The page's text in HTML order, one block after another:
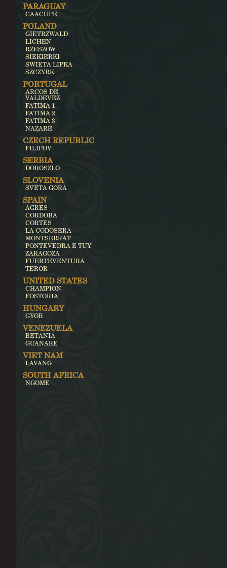
PARAGUAY
CAACUPE'
POLAND
GIETRZWALD
LICHEN
RZESZOW
SIEKIERKI
SWIETA LIPKA
SZCZYRK
PORTUGAL
ARCOS DE
VALDEVEZ
FATIMA 1
FATIMA 2
FATIMA 3
NAZARÉ
CZECH REPUBLIC
FILIPOV
SERBIA
DOROSZLO
SLOVENIA
SVETA GORA
SPAIN
AGRES
CORDOBA
CORTES
LA CODOSERA
MONTSERRAT
PONTEVEDRA E TUY
ZARAGOZA
FUERTEVENTURA
TEROR
UNITED STATES
CHAMPION
FOSTORIA
HUNGARY
GYOR
VENEZUELA
BETANIA
GUANARE
VIET NAM
LAVANG
SOUTH AFRICA
NGOME